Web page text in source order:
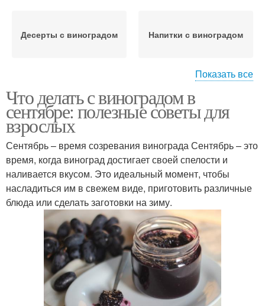
Десерты с виноградом Напитки с виноградом
Варение из винограда Сушеный виноград
Джемы из винограда Компот из винограда
Целый виноград Виноград в сиропе
Виноград в горчичном
маринаде
Желе из винограда
Показать все
Что делать с виноградом в
сентябре: полезные советы для
взрослых
Сентябрь – время созревания винограда Сентябрь – это
время, когда виноград достигает своей спелости и
наливается вкусом. Это идеальный момент, чтобы
насладиться им в свежем виде, приготовить различные
блюда или сделать заготовки на зиму.